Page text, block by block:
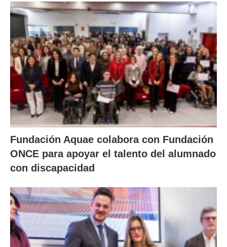
Fundación Aquae colabora con Fundación
ONCE para apoyar el talento del alumnado
con discapacidad